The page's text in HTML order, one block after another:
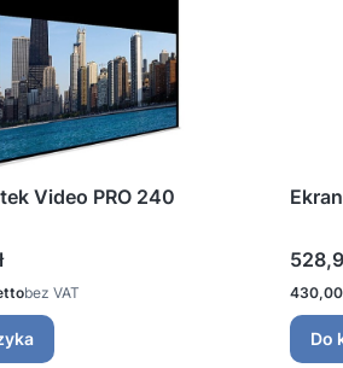
Video PRO 240
bez VAT
Cena
Cena
430,00
Do